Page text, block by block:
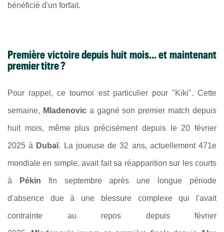
bénéficié d'un forfait.
Première victoire depuis huit mois... et maintenant
premier titre ?
Pour rappel, ce tournoi est particulier pour "Kiki". Cette
semaine, Mladenovica gagné son premier matchdepuis
huit mois, même plus précisément depuis le 20 février
2025 à Dubaï. La joueuse de 32 ans, actuellement 471e
mondiale en simple, avait fait sa réapparition sur les courts
à Pékin fin septembre après une longue période
d'absence due à une blessure complexe qui l'avait
contrainte au repos depuis février